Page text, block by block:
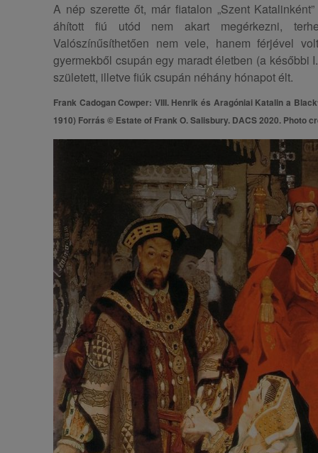
A nép szerette őt, már fiatalon „Szent
áhított fiú utód nem akart megérkezni,
Valószínűsíthetően nem vele, hanem férjével
gyermekből csupán egy maradt életben (a későbbi
született, illetve fiúk csupán néhány hónapot élt.
Frank Cadogan Cowper: VIII. Henrik és Aragóniai Katalin a
1910) Forrás © Estate of Frank O. Salisbury. DACS 2020. Photo